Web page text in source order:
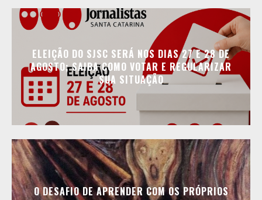
ELEIÇÃO DO SJSC SERÁ NOS DIAS 27 E 28 DE
AGOSTO; SAIBA COMO VOTAR E REGULARIZAR
SUA SITUAÇÃO
O DESAFIO DE APRENDER COM OS PRÓPRIOS